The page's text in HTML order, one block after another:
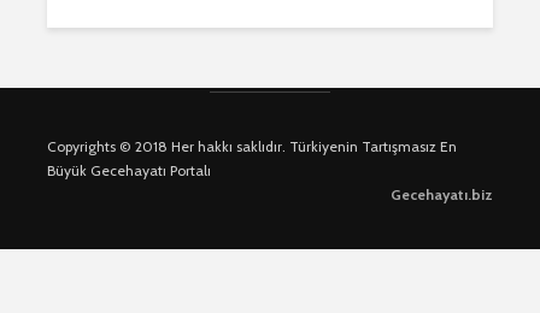
Copyrights © 2018 Her hakkı saklıdır. Türkiyenin Tartışmasız En
Büyük Gecehayatı Portalı
Gecehayatı.biz